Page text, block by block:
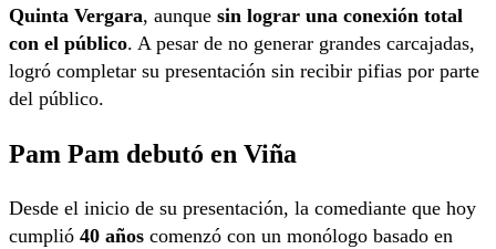
Quinta Vergara, aunque sin lograr una conexión total
con el público. A pesar de no generar grandes carcajadas,
logró completar su presentación sin recibir pifias por parte
del público.
Pam Pam debutó en Viña
Desde el inicio de su presentación, la comediante que hoy
cumplió 40 años comenzó con un monólogo basado en